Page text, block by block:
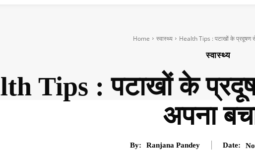
Home स्वास्थ्य Health Tips : पटाखों के प्रदूषण
स्वास्थ्य
Tips : पटाखों के
अपना
By: Ranjana Pandey Date: